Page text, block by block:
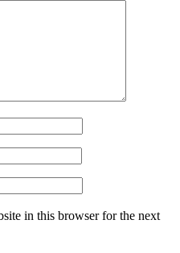
in this browser for the next